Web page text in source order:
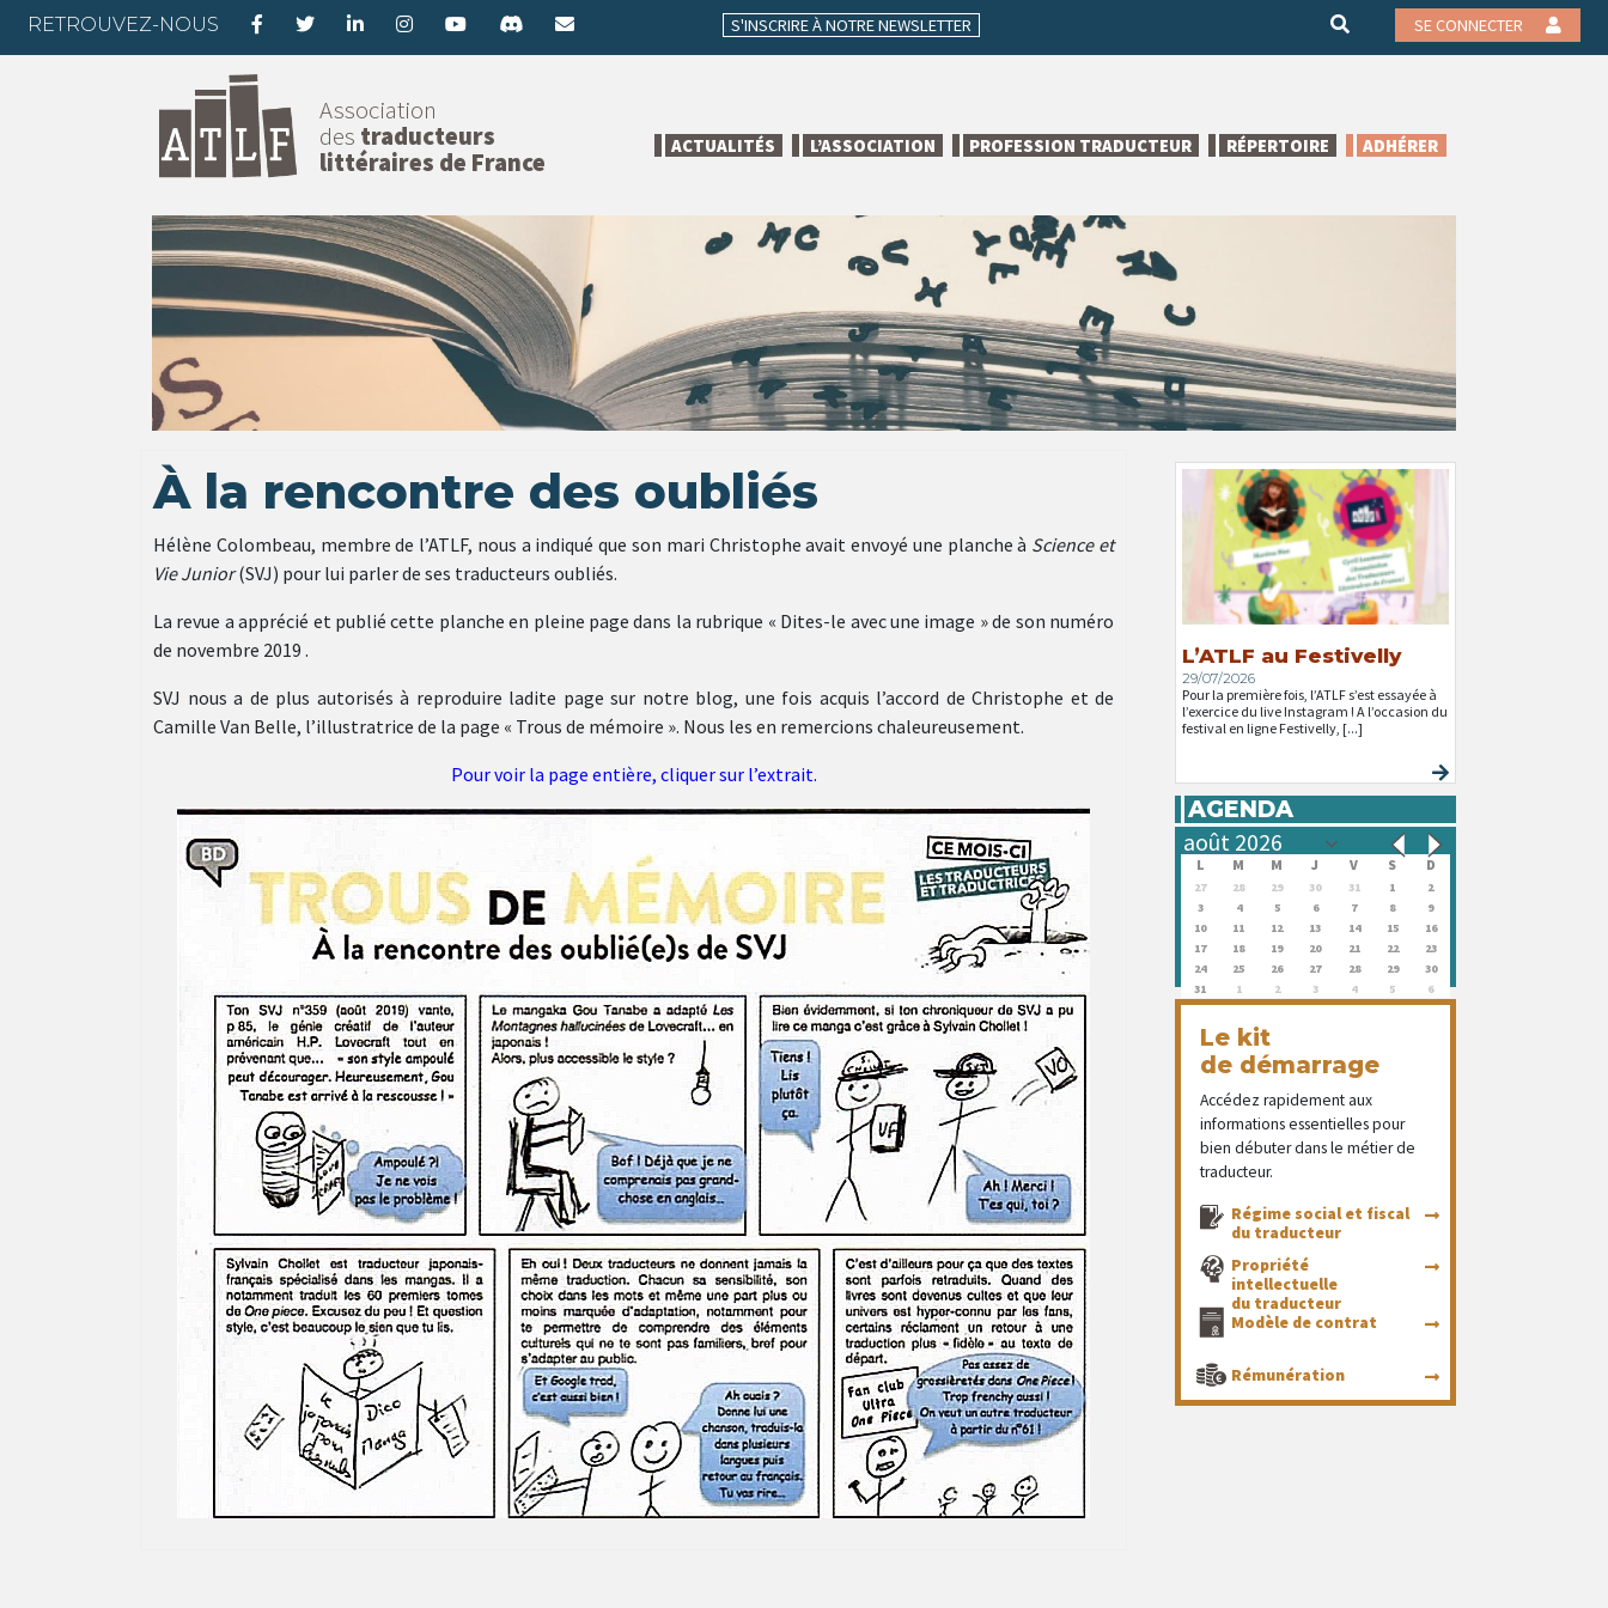
RETROUVEZ-NOUS S'INSCRIRE À NOTRE NEWSLETTER SE CONNECTER
Association
des traducteurs
littéraires de France
ACTUALITÉS L’ASSOCIATION PROFESSION TRADUCTEUR RÉPERTOIRE ADHÉRER
À la rencontre des oubliés
Hélène Colombeau, membre de l’ATLF, nous a indiqué que son mari Christophe avait envoyé une planche à Science et
Vie Junior(SVJ) pour lui parler de ses traducteurs oubliés.
La revue a apprécié et publié cette planche en pleine page dans la rubrique « Dites-le avec une image » de son numéro
de novembre 2019 .
SVJ nous a de plus autorisés à reproduire ladite page sur notre blog, une fois acquis l’accord de Christophe et de
Camille Van Belle, l’illustratrice de la page « Trous de mémoire ». Nous les en remercions chaleureusement.
Pour voir la page entière, cliquer sur l’extrait.
L’ATLF au Festivelly
29/07/2026
Pour la première fois, l’ATLF s’est essayée à
l’exercice du live Instagram ! A l’occasion du
festival en ligne Festivelly, [...]
AGENDA
L M M J V S D
27 28 29 30 31 1
2
3
4 5 6 7 8
9
10
11 12 13 14 15
16
17
18 19 20 21 22
23
24
25 26 27 28 29
30
31
1 2 3 4 5 6
Le kit
de démarrage
Accédez rapidement aux
informations essentielles pour
bien débuter dans le métier de
traducteur.
Régime social et fiscal
du traducteur
Propriété
intellectuelle
du traducteur
Modèle de contrat
Rémunération